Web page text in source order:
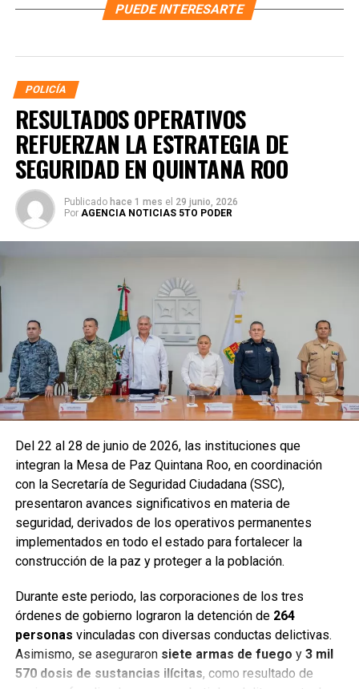
PUEDE INTERESARTE
POLICÍA
RESULTADOS OPERATIVOS
REFUERZAN LA ESTRATEGIA DE
SEGURIDAD EN QUINTANA ROO
Publicado hace 1 mes el 29 junio, 2026
Por AGENCIA NOTICIAS 5TO PODER
Del 22 al 28 de junio de 2026, las instituciones que
integran la Mesa de Paz Quintana Roo, en coordinación
con la Secretaría de Seguridad Ciudadana (SSC),
presentaron avances significativos en materia de
seguridad, derivados de los operativos permanentes
implementados en todo el estado para fortalecer la
construcción de la paz y proteger a la población.
Durante este periodo, las corporaciones de los tres
órdenes de gobierno lograron la detención de 264
personas vinculadas con diversas conductas delictivas.
Asimismo, se aseguraron siete armas de fuego y 3 mil
570 dosis de sustancias ilícitas, como resultado de